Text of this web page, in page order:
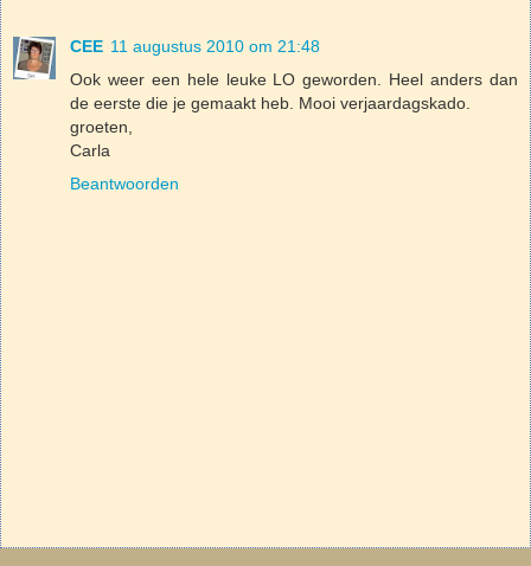
CEE 11 augustus 2010 om 21:48
Ook weer een hele leuke LO geworden. Heel anders dan
de eerste die je gemaakt heb. Mooi verjaardagskado.
groeten,
Carla
Beantwoorden